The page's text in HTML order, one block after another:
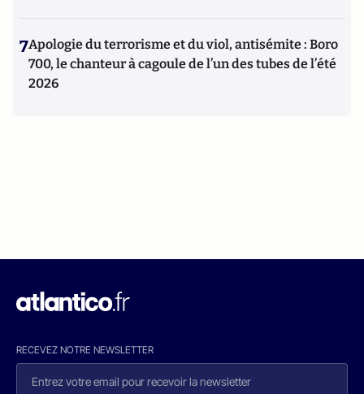
7Apologie du terrorisme et du viol, antisémite : Boro
700, le chanteur à cagoule de l’un des tubes de l’été
2026
RECEVEZ NOTRE NEWSLETTER